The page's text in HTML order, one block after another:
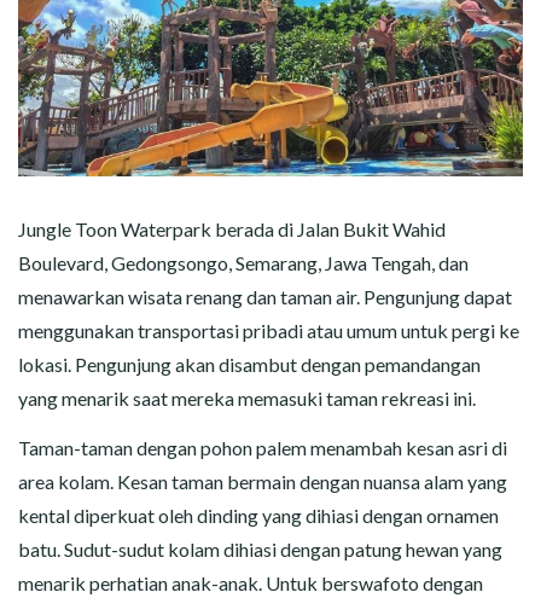
Jungle Toon Waterpark berada di Jalan Bukit Wahid
Boulevard, Gedongsongo, Semarang, Jawa Tengah, dan
menawarkan wisata renang dan taman air. Pengunjung dapat
menggunakan transportasi pribadi atau umum untuk pergi ke
lokasi. Pengunjung akan disambut dengan pemandangan
yang menarik saat mereka memasuki taman rekreasi ini.
Taman-taman dengan pohon palem menambah kesan asri di
area kolam. Kesan taman bermain dengan nuansa alam yang
kental diperkuat oleh dinding yang dihiasi dengan ornamen
batu. Sudut-sudut kolam dihiasi dengan patung hewan yang
menarik perhatian anak-anak. Untuk berswafoto dengan